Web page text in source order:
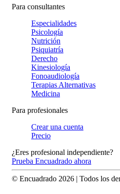
Para consultantes
Especialidades
Psicología
Nutrición
Psiquiatría
Derecho
Kinesiología
Fonoaudiología
Terapias Alternativas
Medicina
Para profesionales
Crear una cuenta
Precio
¿Eres profesional independiente?
Prueba Encuadrado ahora
© Encuadrado 2026 | Todos los